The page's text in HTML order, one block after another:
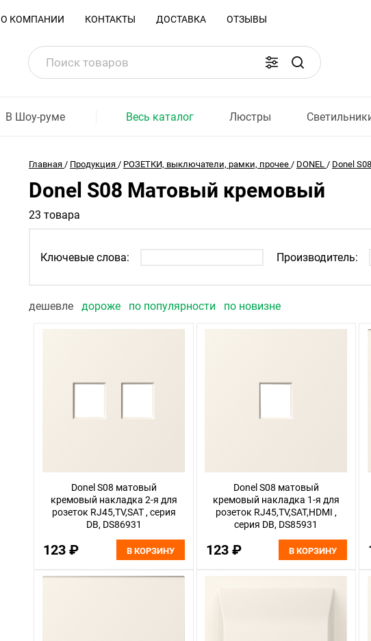
О КОМПАНИИ КОНТАКТЫ ДОСТАВКА ОТЗЫВЫ
В Шоу-руме Весь каталог Люстры
Главная / Продукция / РОЗЕТКИ, выключатели, рамки, прочее / DONEL / Donel S08
Donel S08 Матовый кремовый
23 товара
Ключевые слова: Производитель:
дешевле дороже по популярности по новизне
Donel S08 матовый
кремовый накладка 2-я для
розеток RJ45,TV,SAT , серия
DB, DS86931
123 ₽ В КОРЗИНУ
Donel S08 матовый
кремовый накладка 1-я для
розеток RJ45,TV,SAT,HDMI ,
серия DB, DS85931
123 ₽ В КОРЗИНУ